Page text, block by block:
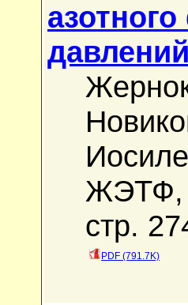
ЖЭТФ,
стр.
PDF (791.7K)